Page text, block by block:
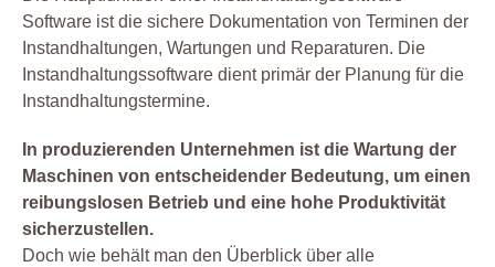
Software ist die sichere Dokumentation von Terminen der
Instandhaltungen, Wartungen und Reparaturen. Die
Instandhaltungssoftware dient primär der Planung für die
Instandhaltungstermine.
In produzierenden Unternehmen ist die Wartung der
Maschinen von entscheidender Bedeutung, um einen
reibungslosen Betrieb und eine hohe Produktivität
sicherzustellen.
Doch wie behält man den Überblick über alle